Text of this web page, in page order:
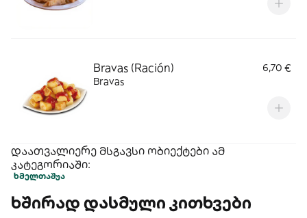
Bravas (Ración)
6,70 €
Bravas
დაათვალიერე მსგავსი ობიექტები ამ
კატეგორიაში:
ხმელთაშუა
ხშირად დასმული კითხვები